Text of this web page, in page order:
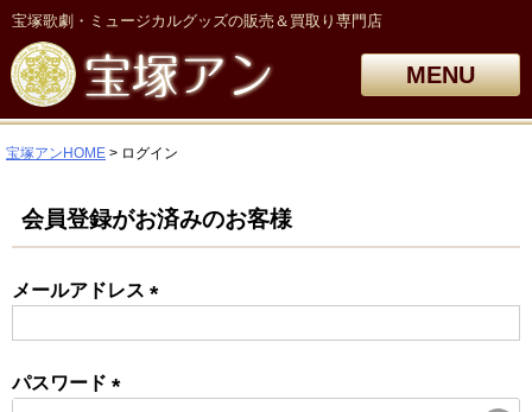
宝塚歌劇・ミュージカルグッズの販売＆買取り専門店
MENU
宝塚アンHOME ログイン
会員登録がお済みのお客様
メールアドレス
パスワード